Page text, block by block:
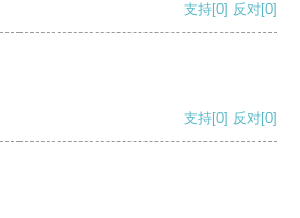
支持[0] 反对[0]
支持[0] 反对[0]